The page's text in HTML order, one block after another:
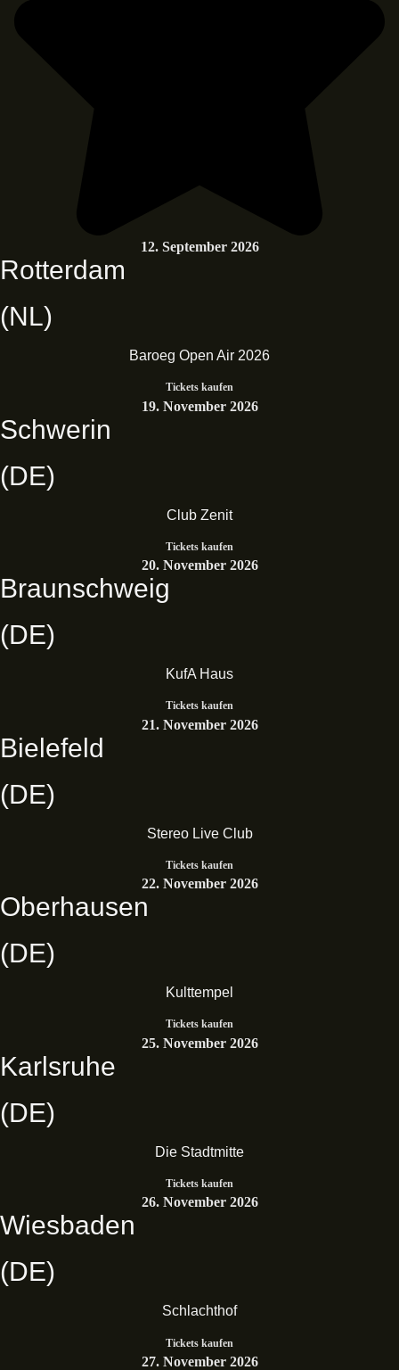
12. September 2026
Rotterdam
(NL)
Baroeg Open Air 2026
Tickets kaufen
19. November 2026
Schwerin
(DE)
Club Zenit
Tickets kaufen
20. November 2026
Braunschweig
(DE)
KufA Haus
Tickets kaufen
21. November 2026
Bielefeld
(DE)
Stereo Live Club
Tickets kaufen
22. November 2026
Oberhausen
(DE)
Kulttempel
Tickets kaufen
25. November 2026
Karlsruhe
(DE)
Die Stadtmitte
Tickets kaufen
26. November 2026
Wiesbaden
(DE)
Schlachthof
Tickets kaufen
27. November 2026